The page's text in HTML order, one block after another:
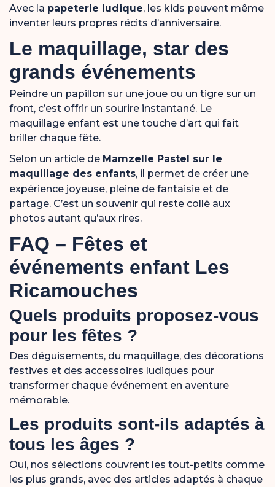
Avec la papeterie ludique, les kids peuvent même
inventer leurs propres récits d’anniversaire.
Le maquillage, star des
grands événements
Peindre un papillon sur une joue ou un tigre sur un
front, c’est offrir un sourire instantané. Le
maquillage enfant est une touche d’art qui fait
briller chaque fête.
Selon un article de Mamzelle Pastel sur le
maquillage des enfants, il permet de créer une
expérience joyeuse, pleine de fantaisie et de
partage. C’est un souvenir qui reste collé aux
photos autant qu’aux rires.
FAQ – Fêtes et
événements enfant Les
Ricamouches
Quels produits proposez-vous
pour les fêtes ?
Des déguisements, du maquillage, des décorations
festives et des accessoires ludiques pour
transformer chaque événement en aventure
mémorable.
Les produits sont-ils adaptés à
tous les âges ?
Oui, nos sélections couvrent les tout-petits comme
les plus grands, avec des articles adaptés à chaque